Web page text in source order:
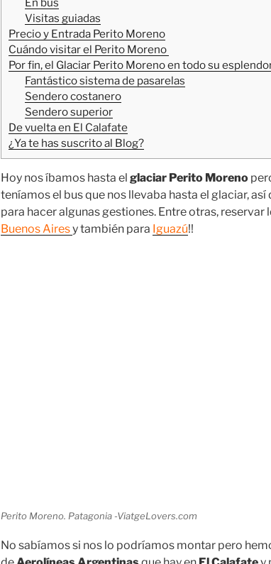
Visitas guiadas
Precio y Entrada Perito Moreno
Cuándo visitar el Perito Moreno
Por fin, el Glaciar Perito Moreno en todo su
Fantástico sistema de pasarelas
Sendero costanero
Sendero superior
De vuelta en El Calafate
¿Ya te has suscrito al Blog?
Hoy nos íbamos hasta el glaciar Perito Moreno
teníamos el bus que nos llevaba hasta el glaciar,
para hacer algunas gestiones. Entre otras, reservar
Buenos Airesy también para Iguazú!!
Perito Moreno. Patagonia -ViatgeLovers.com
No sabíamos si nos lo podríamos montar pero